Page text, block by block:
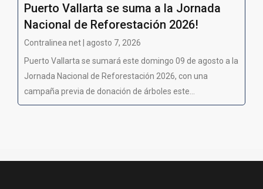
Puerto Vallarta se suma a la Jornada
Nacional de Reforestación 2026!
Contralinea net | agosto 7, 2026
Puerto Vallarta se sumará este domingo 09 de agosto a la
Jornada Nacional de Reforestación 2026, con una
campaña previa de donación de árboles este...